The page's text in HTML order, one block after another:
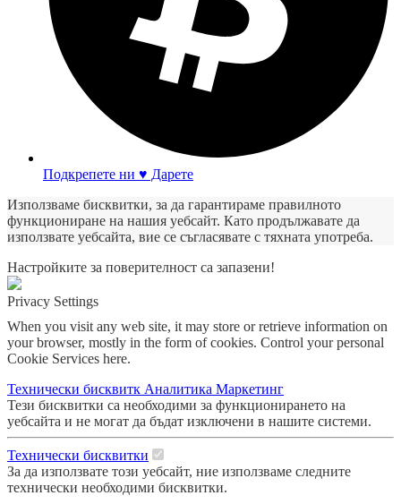
Подкрепете ни ♥ Дарете
Използваме бисквитки, за да гарантираме правилното
функциониране на нашия уебсайт. Като продължавате да
използвате уебсайта, вие се съгласявате с тяхната употреба.
Настройките за поверителност са запазени!
Privacy Settings
When you visit any web site, it may store or retrieve information on
your browser, mostly in the form of cookies. Control your personal
Cookie Services here.
Технически бисквитк Аналитика Маркетинг
Тези бисквитки са необходими за функционирането на
уебсайта и не могат да бъдат изключени в нашите системи.
Технически бисквитки
За да използвате този уебсайт, ние използваме следните
технически необходими бисквитки.